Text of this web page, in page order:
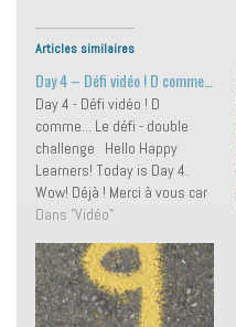
Articles similaires
Day 4 – Défi vidéo ! D comme…
Day 4 - Défi vidéo ! D
comme... Le défi - double
challenge Hello Happy
Learners! Today is Day 4.
Wow! Déjà ! Merci à vous car
je vois que vous me suivez
reprendre les mots d'une
followeuse de choc ;-) ) !
Ça…
Dans "Vidéo"